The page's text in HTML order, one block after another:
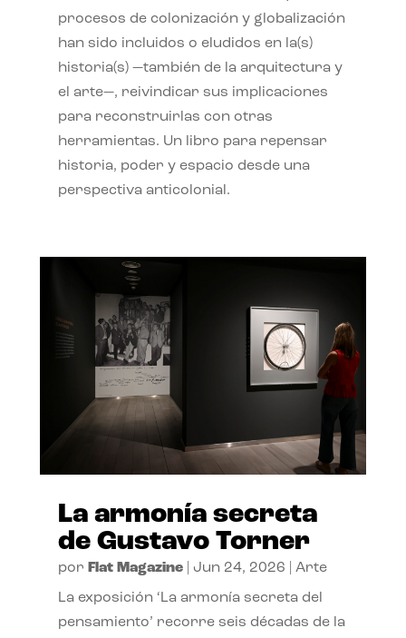
procesos de colonización y globalización
han sido incluidos o eludidos en la(s)
historia(s) —también de la arquitectura y
el arte—, reivindicar sus implicaciones
para reconstruirlas con otras
herramientas. Un libro para repensar
historia, poder y espacio desde una
perspectiva anticolonial.
La armonía secreta
de Gustavo Torner
por Flat Magazine| Jun 24, 2026 Arte
La exposición ‘La armonía secreta del
pensamiento’ recorre seis décadas de la